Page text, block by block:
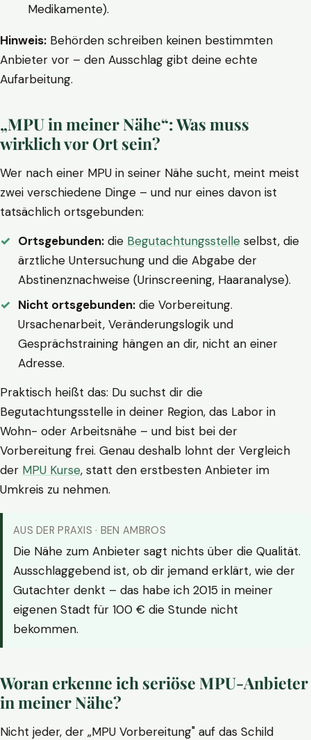
Medikamente).
Hinweis: Behörden schreiben keinen bestimmten
Anbieter vor – den Ausschlag gibt deine echte
Aufarbeitung.
„MPU in meiner Nähe“: Was muss
wirklich vor Ort sein?
Wer nach einer MPU in seiner Nähe sucht, meint meist
zwei verschiedene Dinge – und nur eines davon ist
tatsächlich ortsgebunden:
Ortsgebunden: die Begutachtungsstelle selbst, die
ärztliche Untersuchung und die Abgabe der
Abstinenznachweise (Urinscreening, Haaranalyse).
Nicht ortsgebunden: die Vorbereitung.
Ursachenarbeit, Veränderungslogik und
Gesprächstraining hängen an dir, nicht an einer
Adresse.
Praktisch heißt das: Du suchst dir die
Begutachtungsstelle in deiner Region, das Labor in
Wohn- oder Arbeitsnähe – und bist bei der
Vorbereitung frei. Genau deshalb lohnt der Vergleich
der MPU Kurse, statt den erstbesten Anbieter im
Umkreis zu nehmen.
AUS DER PRAXIS · BEN AMBROS
Die Nähe zum Anbieter sagt nichts über die Qualität.
Ausschlaggebend ist, ob dir jemand erklärt, wie der
Gutachter denkt – das habe ich 2015 in meiner
eigenen Stadt für 100 € die Stunde nicht
bekommen.
Woran erkenne ich seriöse MPU-Anbieter
in meiner Nähe?
Nicht jeder, der „MPU Vorbereitung" auf das Schild